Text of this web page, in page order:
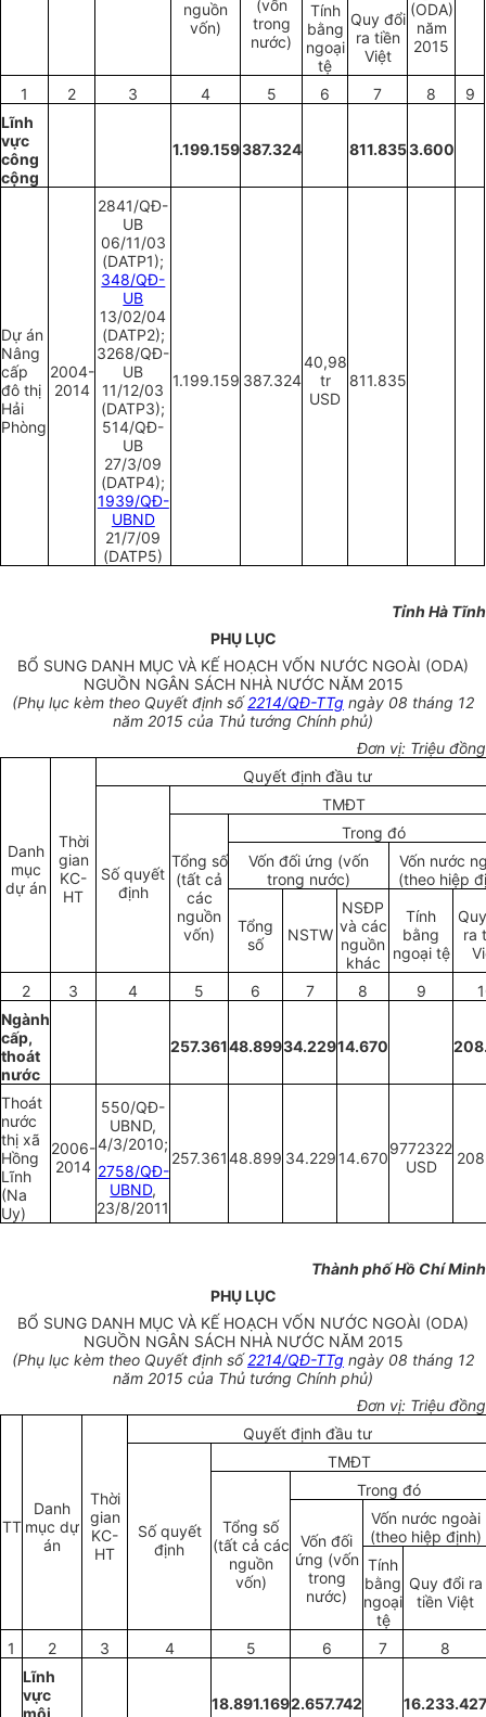
(ODA)
năm
2015
nguồn
vốn)
(vốn
trong
nước)
Tính
bằng
ngoại
tệ
Quy đổi
ra tiền
Việt
1 2 3 4 5 6 7 8
9
Lĩnh
vực
công
cộng
1.199.159387.324 811.8353.600
Dự án
Nâng
cấp
đô thị
Hải
Phòng
2004-
2014
2841/QĐ-
UB
06/11/03
(DATP1);
348/QĐ-
UB
13/02/04
(DATP2);
3268/QĐ-
UB
11/12/03
(DATP3);
514/QĐ-
UB
27/3/09
(DATP4);
1939/QĐ-
UBND
21/7/09
(DATP5)
1.199.159 387.324
40,98
tr
USD
811.835
Tỉnh Hà Tĩnh
PHỤ LỤC
BỔ SUNG DANH MỤC VÀ KẾ HOẠCH VỐN NƯỚC NGOÀI (ODA)
NGUỒN NGÂN SÁCH NHÀ NƯỚC NĂM 2015
(Phụ lục kèm theo Quyết định số2214/QĐ-TTg ngày 08 tháng 12
năm 2015 của Thủ tướng Chính phủ)
Đơn vị: Triệu đồng
Danh
mục
dự án
Thời
gian
KC-
HT
Quyết định đầu tư
Số quyết
định
TMĐT
Tổng số
(tất cả
các
nguồn
vốn)
Trong đó
Vốn đối ứng (vốn
trong nước)
Vốn nước
(theo hiệp
Tổng
số
NSTW
NSĐP
và các
nguồn
khác
Tính
bằng
ngoại tệ
ra
2 3 4 5 6 7 8 9
Ngành
cấp,
thoát
nước
257.36148.89934.22914.670
Thoát
nước
thị xã
Hồng
Lĩnh
(Na
Uy)
2006-
2014
550/QĐ-
UBND,
4/3/2010;
2758/QĐ-
UBND,
23/8/2011
257.36148.899 34.229 14.670
9772322
USD
Thành phố Hồ ChíMinh
PHỤ LỤC
BỔ SUNG DANH MỤC VÀ KẾ HOẠCH VỐN NƯỚC NGOÀI (ODA)
NGUỒN NGÂN SÁCH NHÀ NƯỚC NĂM 2015
(Phụ lục kèm theo Quyết định số2214/QĐ-TTg ngày 08 tháng 12
năm 2015 của Thủ tướng Chính phủ)
Đơn vị: Triệu đồng
TT
Danh
mục dự
án
Thời
gian
KC-
HT
Quyết định đầu tư
Số quyết
định
TMĐT
Tổng số
(tất cả các
nguồn
vốn)
Trong đó
Vốn đối
ứng (vốn
trong
nước)
Vốn nước ngoài
(theo hiệp định)
Tính
bằng
ngoại
tệ
Quy đổi ra
tiền Việt
1 2 3 4 5 6 7
8
Lĩnh
vực
môi
18.891.1692.657.742